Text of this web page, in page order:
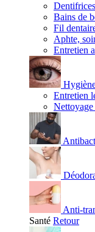
Dentifrices
Bains de
Fil
Aphte,
Entretien
Entretien
Anti-
Santé Retour